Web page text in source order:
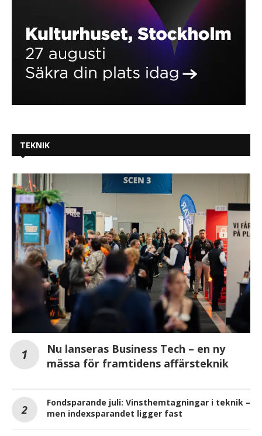
TEKNIK
Nu lanseras Business Tech – en ny
mässa för framtidens affärsteknik
Fondsparande juli: Vinsthemtagningar i teknik –
men indexsparandet ligger fast